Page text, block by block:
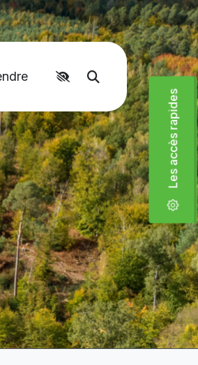
Moteur de
Les accès rapides
Accéder aux liens rapides